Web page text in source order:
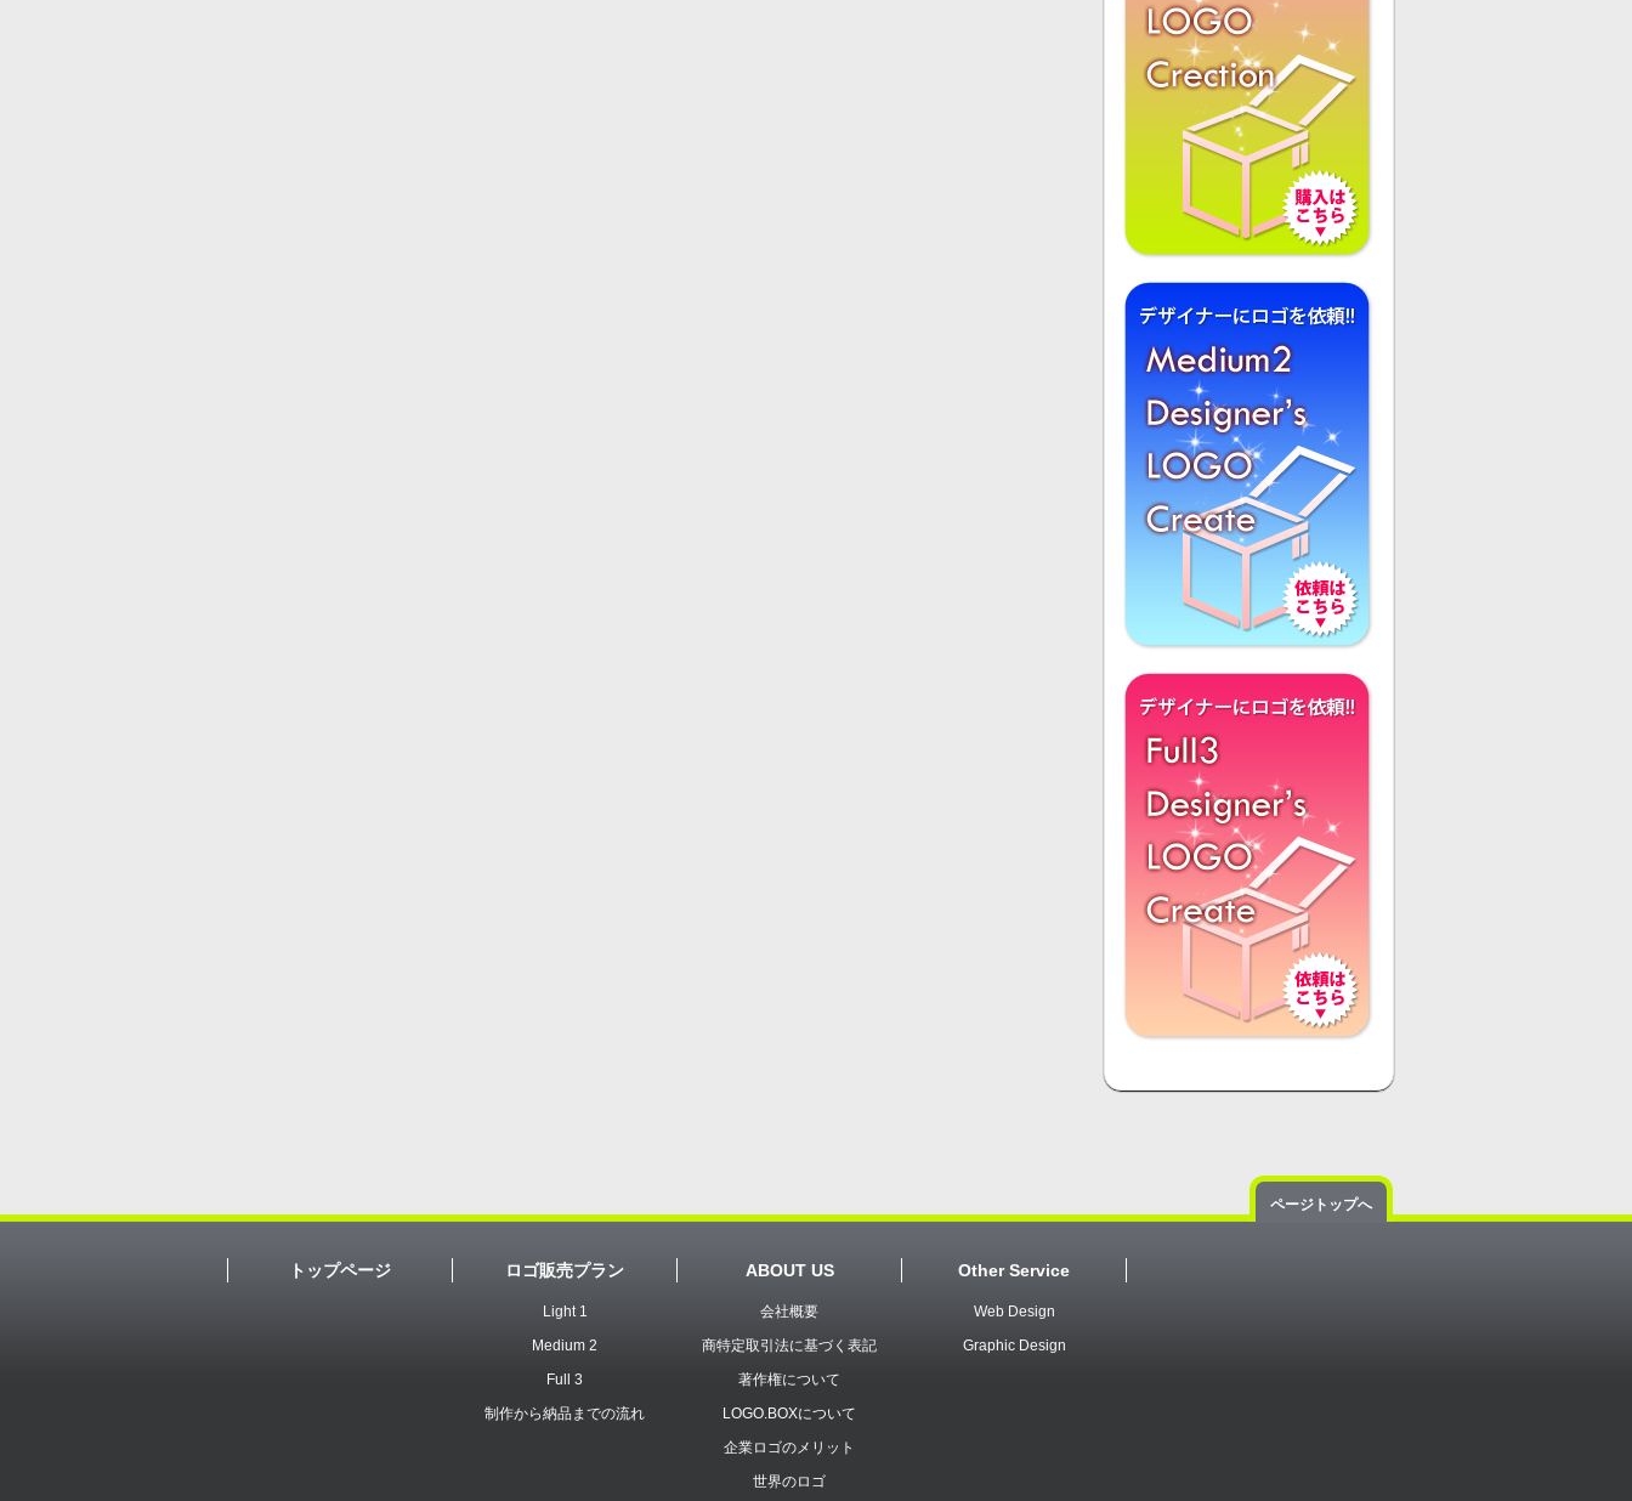
ページトップへ
トップページ ロゴ販売プラン
Light 1
Medium 2
Full 3
制作から納品までの流れ
ABOUT US
会社概要
商特定取引法に基づく表記
著作権について
LOGO.BOXについて
企業ロゴのメリット
世界のロゴ
Other Service
Web Design
Graphic Design